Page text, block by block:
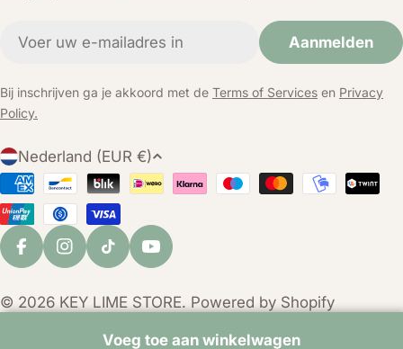
Aanmelden
Bij inschrijven ga je akkoord met de Terms of Services en Privacy
Policy.
L
a
n
d
/
e
g
Nederland (EUR €)
Betaalmethoden
FacebookInstagram
TikTokYouTube
© 2026 KEY LIME STORE. Powered by Shopify
Voeg toe aan winkelwagen